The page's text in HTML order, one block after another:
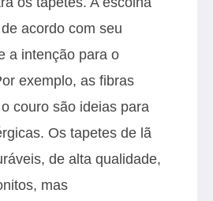
acordo com seu
a intenção para o
exemplo, as fibras
couro são ideias para
Os tapetes de lã
de alta qualidade,
mas